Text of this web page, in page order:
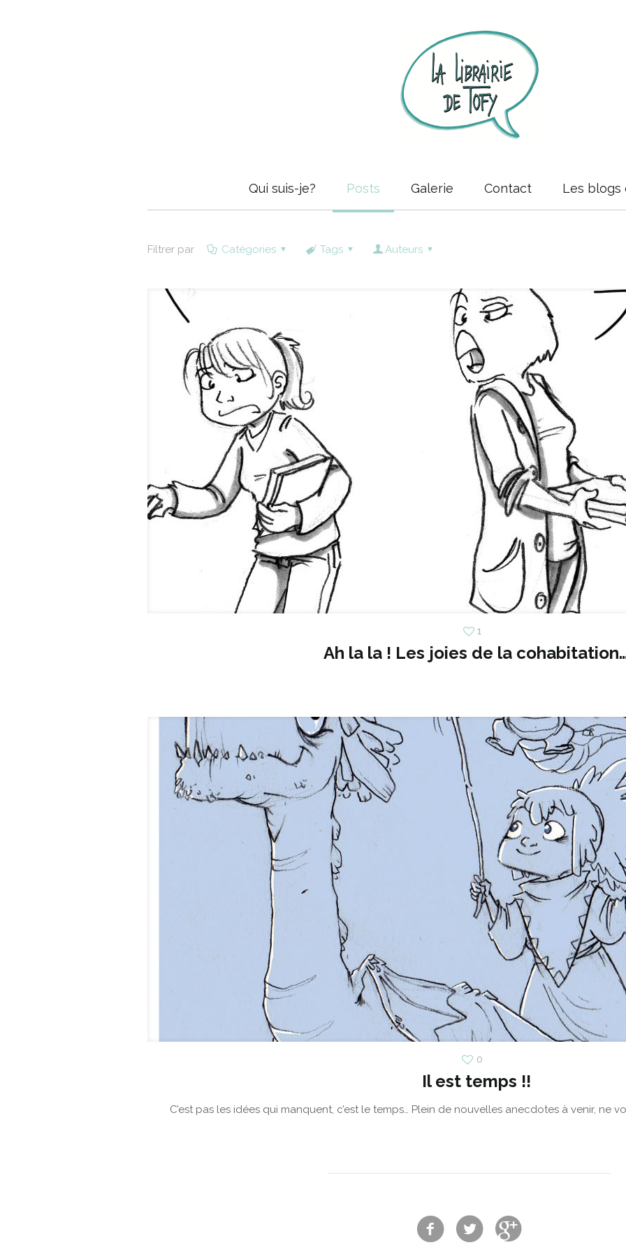
Qui suis-je? Posts Galerie Contact Les blogs
Filtrer par Catégories Tags Auteurs
1
Ah la la ! Les joies de la
0
Il est temps !!
C’est pas les idées qui manquent, c’est le temps… Plein de nouvelles anecdotes à venir, ne